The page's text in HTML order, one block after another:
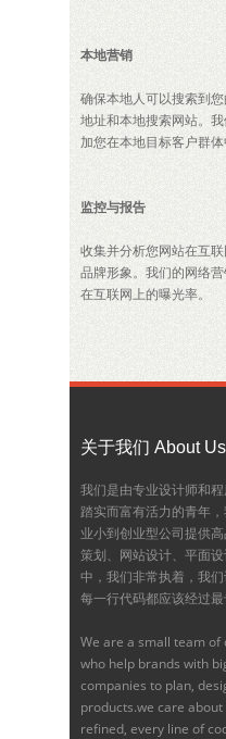
本地营销
确保本地人可以搜索到
地址和本地搜索网站。
加您在本地目标客户群体
监控与报告
收集并分析您网站在互
品牌形象。我们的网络
在互联网上的曝光率。
关于我们 About Us
我们是由专业设计师和
踏实而富有活力的青年
业小到创业型公司提供
策划、网站设计、平面
中，我们非常执着，我
每一行代码都应该经过最
We are a small team of
who help brands with
companies to plan,
products.we care
refined, every line of